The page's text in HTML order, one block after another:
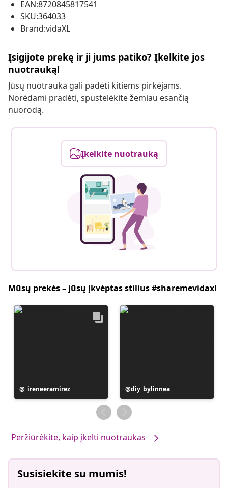
EAN:8720845817541
SKU:364033
Brand:vidaXL
Įsigijote prekę ir ji jums patiko? Įkelkite jos
nuotrauką!
Jūsų nuotrauka gali padėti kitiems pirkėjams.
Norėdami pradėti, spustelėkite žemiau esančią
nuorodą.
Įkelkite nuotrauką
Mūsų prekės – jūsų įkvėptas stilius #sharemevidaxl
Įrašą
paskelbė
_ireneeramirez
Įrašą
paskelbė
diy_bylinnea
Peržiūrėkite, kaip įkelti nuotraukas
Susisiekite su mumis!